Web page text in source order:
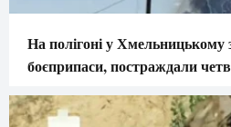
На полігоні у Хмельницькому
боєприпаси, постраждали